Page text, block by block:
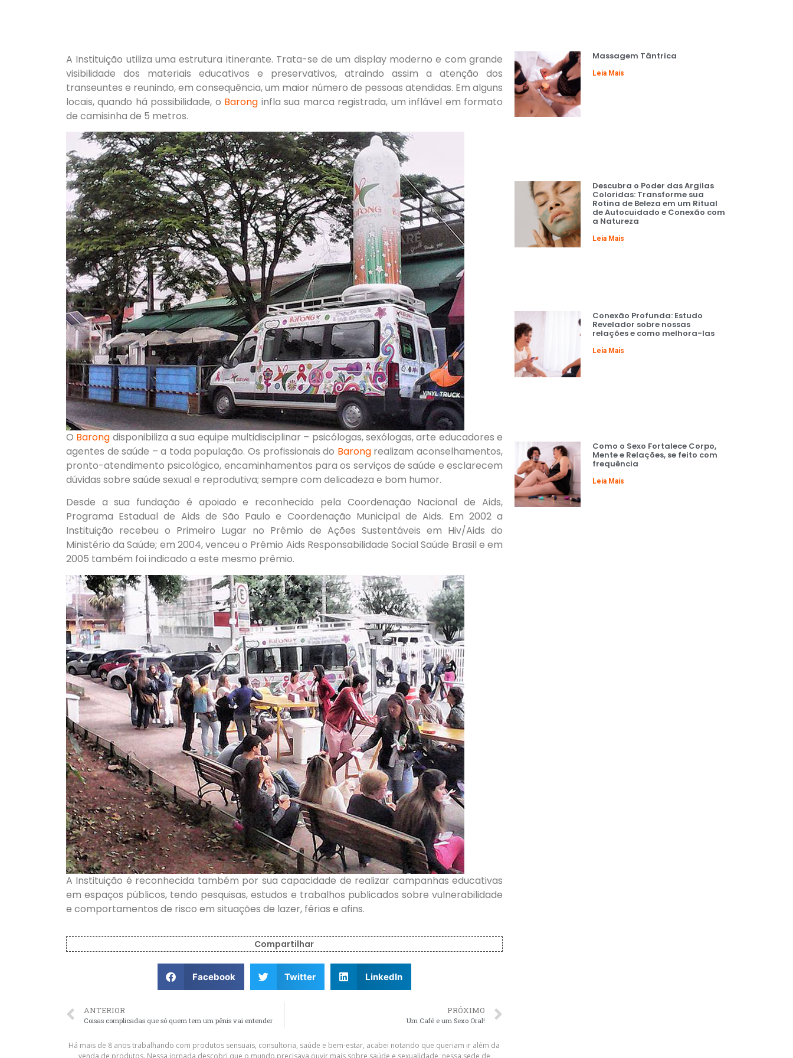
A Instituição utiliza uma estrutura itinerante. Trata-se de um display moderno e com grande
visibilidade dos materiais educativos e preservativos, atraindo assim a atenção dos
transeuntes e reunindo, em consequência, um maior número de pessoas atendidas. Em alguns
locais, quando há possibilidade, o Barong infla sua marca registrada, um inflável em formato
de camisinha de 5 metros.
O Barong disponibiliza a sua equipe multidisciplinar – psicólogas, sexólogas, arte educadores e
agentes de saúde – a toda população. Os profissionais do Barongrealizam aconselhamentos,
pronto-atendimento psicológico, encaminhamentos para os serviços de saúde e esclarecem
dúvidas sobre saúde sexual e reprodutiva; sempre com delicadeza e bom humor.
Desde a sua fundação é apoiado e reconhecido pela Coordenação Nacional de Aids,
Programa Estadual de Aids de São Paulo e Coordenação Municipal de Aids. Em 2002 a
Instituição recebeu o Primeiro Lugar no Prêmio de Ações Sustentáveis em Hiv/Aids do
Ministério da Saúde; em 2004, venceu o Prêmio Aids Responsabilidade Social Saúde Brasil e em
2005 também foi indicado a este mesmo prêmio.
A Instituição é reconhecida também por sua capacidade de realizar campanhas educativas
em espaços públicos, tendo pesquisas, estudos e trabalhos publicados sobre vulnerabilidade
e comportamentos de risco em situações de lazer, férias e afins.
Compartilhar
Facebook Twitter LinkedIn
ANTERIOR
Coisas complicadas que só quem tem um pênis vai entender
PRÓXIMO
Um Café e um Sexo Oral!
Há mais de 8 anos trabalhando com produtos sensuais, consultoria, saúde e bem-estar, acabei notando que queriam ir além da
Massagem Tântrica
Leia Mais
Descubra o Poder das Argilas
Coloridas: Transforme sua
Rotina de Beleza em um Ritual
de Autocuidado e Conexão com
a Natureza
Leia Mais
Conexão Profunda: Estudo
Revelador sobre nossas
relações e como melhora-las
Leia Mais
Como o Sexo Fortalece Corpo,
Mente e Relações, se feito com
frequência
Leia Mais